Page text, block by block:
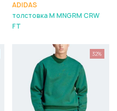
ADIDAS
толстовка M MNGRM CRW
FT
32%